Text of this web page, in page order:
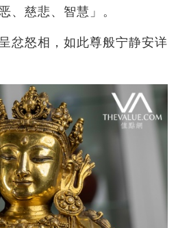
、慈悲、智慧」。
忿怒相，如此尊般宁静安详